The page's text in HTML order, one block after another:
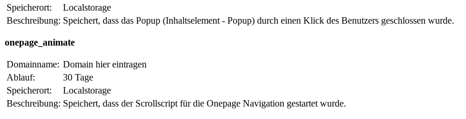
Speicherort:
Localstorage
Beschreibung: Speichert, dass das Popup (Inhaltselement - Popup) durch einen Klick des Benutzers geschlossen wurde.
onepage_animate
Domainname: Domain hier eintragen
Ablauf:
30 Tage
Speicherort:
Localstorage
Beschreibung: Speichert, dass der Scrollscript für die Onepage Navigation gestartet wurde.